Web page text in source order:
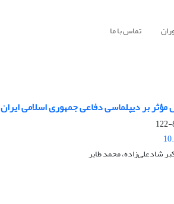
تماس با ما
بر دیپلماسی دفاعی جمهوری اسلامی ایران
شادعلی‌زاده، محمد طایر